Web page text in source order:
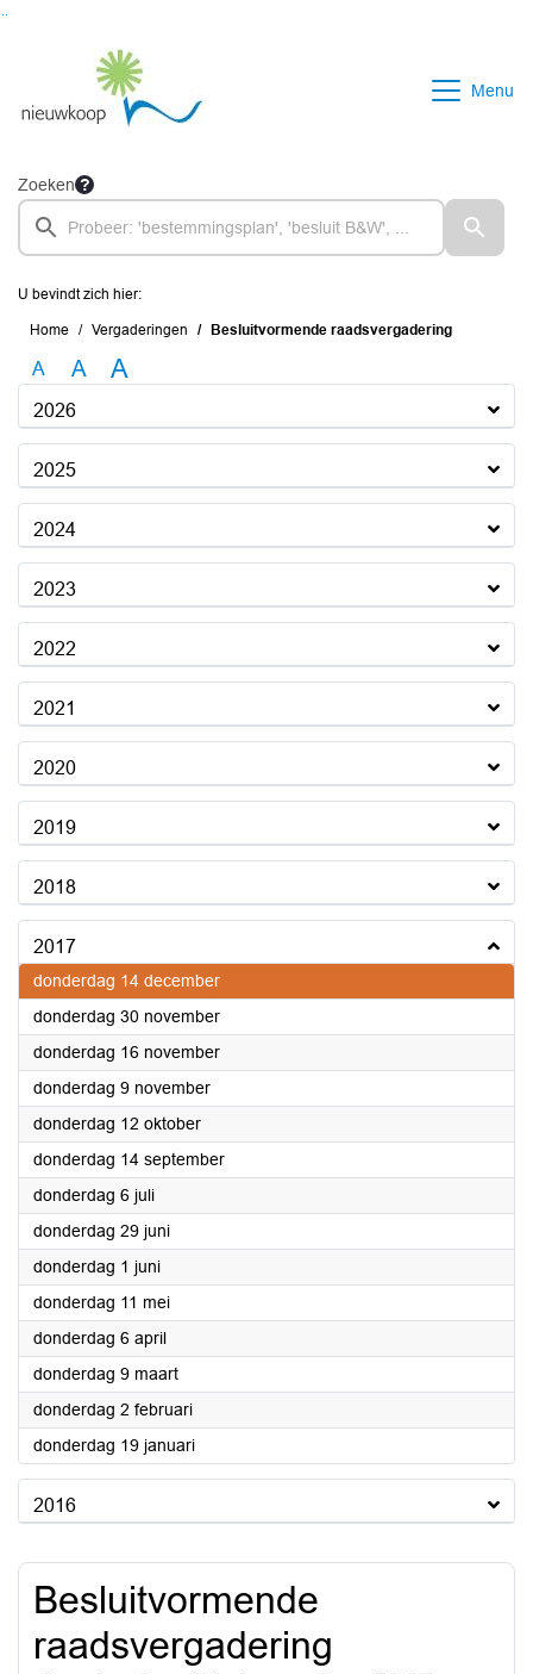
Menu
Zoeken
U bevindt zich hier:
Home Vergaderingen Besluitvormende raadsvergadering
A A A
2026
2025
2024
2023
2022
2021
2020
2019
2018
2017
donderdag 14 december2017
donderdag 30 november2017
donderdag 16 november2017
donderdag 9 november2017
donderdag 12 oktober2017
donderdag 14 september2017
donderdag 6 juli2017
donderdag 29 juni2017
donderdag 1 juni2017
donderdag 11 mei2017
donderdag 6 april2017
donderdag 9 maart2017
donderdag 2 februari2017
donderdag 19 januari2017
2016
Besluitvormende
raadsvergadering